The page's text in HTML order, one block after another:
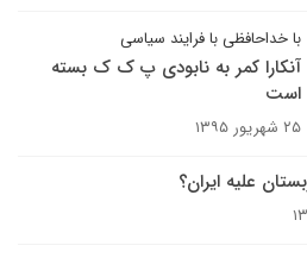
با خداحافظی با فرایند سیاسی
آنکارا کمر به نابودی پ ک ک بسته
است
۲۵ شهریور ۱۳۹۵
علیه ایران؟